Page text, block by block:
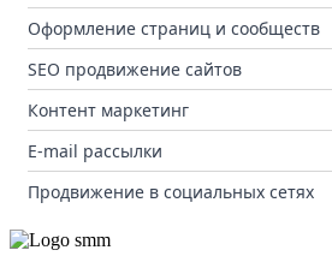
Оформление страниц и сообществ
SEO продвижение сайтов
Контент маркетинг
E-mail рассылки
Продвижение в социальных сетях